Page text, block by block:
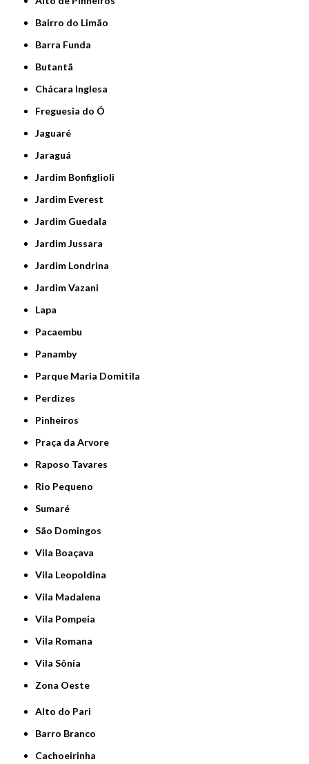
Bairro do Limão
Barra Funda
Butantã
Chácara Inglesa
Freguesia do Ó
Jaguaré
Jaraguá
Jardim Bonfiglioli
Jardim Everest
Jardim Guedala
Jardim Jussara
Jardim Londrina
Jardim Vazani
Lapa
Pacaembu
Panamby
Parque Maria Domitila
Perdizes
Pinheiros
Praça da Arvore
Raposo Tavares
Rio Pequeno
Sumaré
São Domingos
Vila Boaçava
Vila Leopoldina
Vila Madalena
Vila Pompeia
Vila Romana
Vila Sônia
Zona Oeste
Alto do Pari
Barro Branco
Cachoeirinha